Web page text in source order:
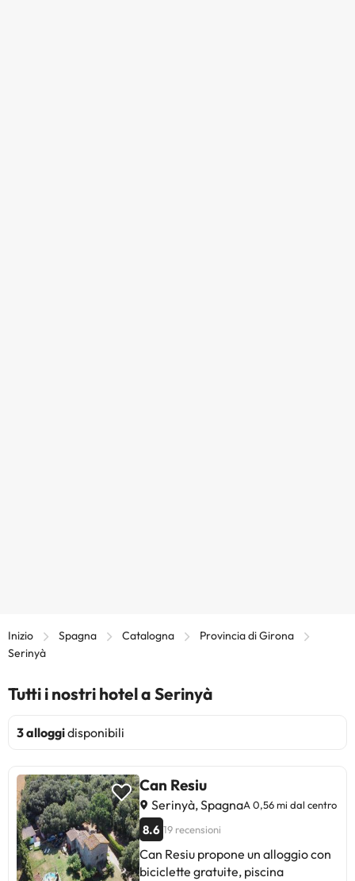
Inizio Spagna Catalogna
Provincia di Girona
Serinyà
Tutti i nostri hotel a Serinyà
3 alloggidisponibili
Can Resiu
Serinyà, SpagnaA 0,56 mi dal centro
8.6 19 recensioni
Can Resiu propone un alloggio con
biciclette gratuite, piscina